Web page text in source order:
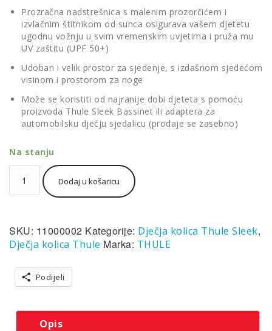
Prozračna nadstrešnica s malenim prozorčićem i
izvlačnim štitnikom od sunca osigurava vašem djetetu
ugodnu vožnju u svim vremenskim uvjetima i pruža mu
UV zaštitu (UPF 50+)
Udoban i velik prostor za sjedenje, s izdašnom sjedećom
visinom i prostorom za noge
Može se koristiti od najranije dobi djeteta s pomoću
proizvoda Thule Sleek Bassinet ili adaptera za
automobilsku dječju sjedalicu (prodaje se zasebno)
Na stanju
Sleek
crna
količina
Dodaj u košaricu
SKU: 11000002 Kategorije: Dječja kolica Thule Sleek,
Dječja kolica Thule Marka: THULE
Podijeli
Opis